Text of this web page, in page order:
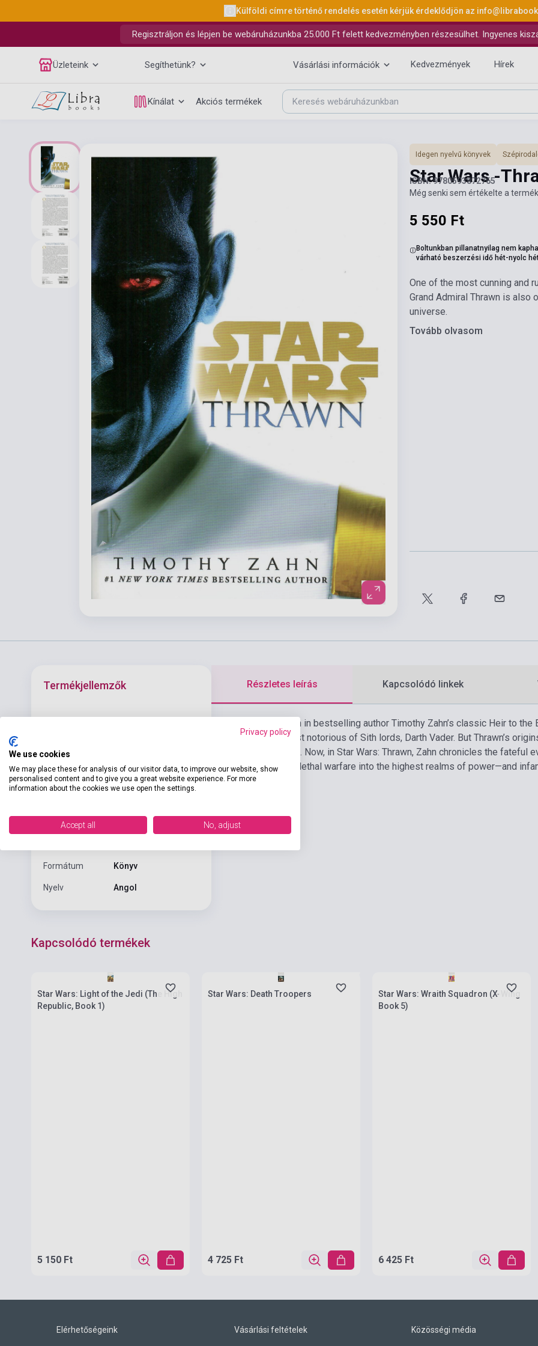
Külföldi címre történő rendelés esetén kérjük érdeklődjön az
Regisztráljon és lépjen be webáruházunkba 25.000 Ft felett kedvezményben részesülhet. Ingyenes
Üzleteink Segíthetünk? Vásárlási információk Kedvezmények Hírek
Kínálat Akciós termékek
Idegen nyelvű könyvek
Star Wars -
ISBN: 9780593872765
Még senki sem értékelte a
5 550 Ft
Boltunkban pillanatnyilag nem
várható beszerzési idő hét-nyolc
One of the most cunning and
Grand Admiral Thrawn is also
universe.
Tovább olvasom
Termékjellemzők
Oldalszám 524
Kötés Puhakötés
Kiadó
Formátum Könyv
Nyelv Angol
Részletes leírás Kapcsolódó linkek
Since his introduction in bestselling author Timothy Zahn’s classic Heir to
equal only to the most notorious of Sith lords, Darth Vader. But Thrawn’s
remained mysterious. Now, in Star Wars: Thrawn, Zahn chronicles the
military strategy and lethal warfare into the highest realms of power—and
Kapcsolódó termékek
Star Wars: Light of the Jedi (The High
Republic, Book 1)
5 150 Ft
Star Wars: Death Troopers
4 725 Ft
Star Wars: Wraith Squadron (X-Wing
Book 5)
6 425 Ft
Elérhetőségeink Vásárlási feltételek
Közösségi média
Privacy policy
We use cookies
We may place these for analysis of our visitor data, to improve our website, show
personalised content and to give you a great website experience. For more
information about the cookies we use open the settings.
Accept all No, adjust